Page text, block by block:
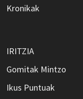
Kronikak
IRITZIA
Gomitak Mintzo
Ikus Puntuak